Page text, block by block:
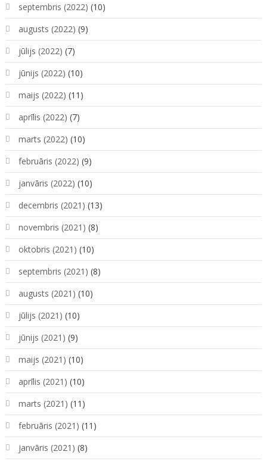
septembris (2022) (10)
augusts (2022) (9)
jūlijs (2022) (7)
jūnijs (2022) (10)
maijs (2022) (11)
aprīlis (2022) (7)
marts (2022) (10)
februāris (2022) (9)
janvāris (2022) (10)
decembris (2021) (13)
novembris (2021) (8)
oktobris (2021) (10)
septembris (2021) (8)
augusts (2021) (10)
jūlijs (2021) (10)
jūnijs (2021) (9)
maijs (2021) (10)
aprīlis (2021) (10)
marts (2021) (11)
februāris (2021) (11)
janvāris (2021) (8)